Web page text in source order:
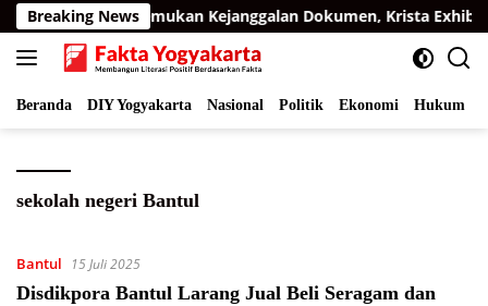
Langsung
ke
konten
Breaking News
BPK Temukan Kejanggalan Dokumen, Krista
Beranda DIY Yogyakarta Nasional Politik Ekonomi Hukum
sekolah negeri Bantul
Bantul 15 Juli 2025
Disdikpora Bantul Larang Jual Beli Seragam dan